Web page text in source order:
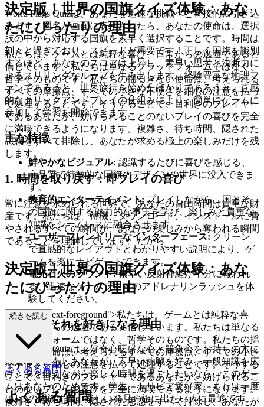
World Flags Quizは、あなたを迅速な挑戦へと直接的に引き込
みます。国名が画面に表示されたら、あなたの使命は、選択
肢の中から対応する国旗を素早く選択することです。時間は
刻々と過ぎており、スピードが重要です！正しく国旗を識別
するほど、あなたのスコアは上昇し、素早い思考と決断力に
よるスリリングなループを生み出します。経験豊富な地理フ
ァンであろうと、世界旅行を始めたばかりであろうと、直感
的なクリックアンドプレイの仕組みにより、簡単にゲームに
参加して学習を開始できます。
主な特徴
鮮やかなビジュアル: 認識するたびに喜びを感じる、
高品質で特徴的な国旗のデザインの世界に没入できま
す。
教育的エンターテイメント: プレイしながら、国とそ
の国旗に関する魅力的な事実を学び、楽しみと貴重な
知識をシームレスに融合させます。
ユーザーフレンドリーなインターフェース: クリーン
で直感的なレイアウトとわかりやすい説明により、ゲ
ームを楽にナビゲートできます。
電光石火のラウンド:素早い反射神経が十分に報われ
る、迅速なゲームプレイのアドレナリンラッシュを体
験してください。
あなたがそれを好きになる理由
World Flags Quizは、好奇心旺盛な心と競争心をお持ちの方に
最適です。もしあなたが、素早い挑戦を好み、一般知識を広
げ、脳を鍛えながら楽しく時間を過ごしたいなら、このゲー
ムはあなたのためです。学生、トリビア愛好家、または一度
に1つの国旗ずつ、楽しい発見の旅に出たい人に最適です。
決定版！世界の国旗クイズ体験：あな
たにぴったりの理由
私たちは、ゲームとは純粋な喜び、日常からの逃避であると
信じています。私たちは単なるプラットフォームではなく、
哲学そのものです。私たちの揺るぎない使命は、考えられる
すべての摩擦点、すべての小さな不便さを細心の注意を払っ
て処理することです。そうすることで、目利きのプレイヤー
であるあなたが、妨げられることのないプレイの喜びを完全
に満喫できるようになります。複雑さ、待ち時間、隠された
思惑をすべて排除し、あなたが求める極上の楽しみだけを残
します。
1. 時間を取り戻す：即プレイの喜び
常に注意を求められる世界で、あなたの自由時間は貴重な財
産です。私たちは、待機、ダウンロード、インストールに費
やされるすべての瞬間が、あなたの楽しみから奪われる瞬間
であることを理解しています。だから
決定版！世界の国旗クイズ体験：あな
たにぴったりの理由
lass="mb-4 text-foreground">私たちは、ゲームとは純粋な喜
び、日常からの逃避であると信じています。私たちは単なる
プラットフォームではなく、哲学そのものです。私たちの揺
るぎない使命は、考えられるすべての摩擦点、すべての小さ
な不便さを細心の注意を払って処理することです。そうする
ことで、目利きのプレイヤーであるあなたが、妨げられるこ
とのないプレイの喜びを完全に満喫できるようになります。
複雑さ、待ち時間、隠された思惑をすべて排除し、あなたが
続きを読む
よくある質問
よくある質問